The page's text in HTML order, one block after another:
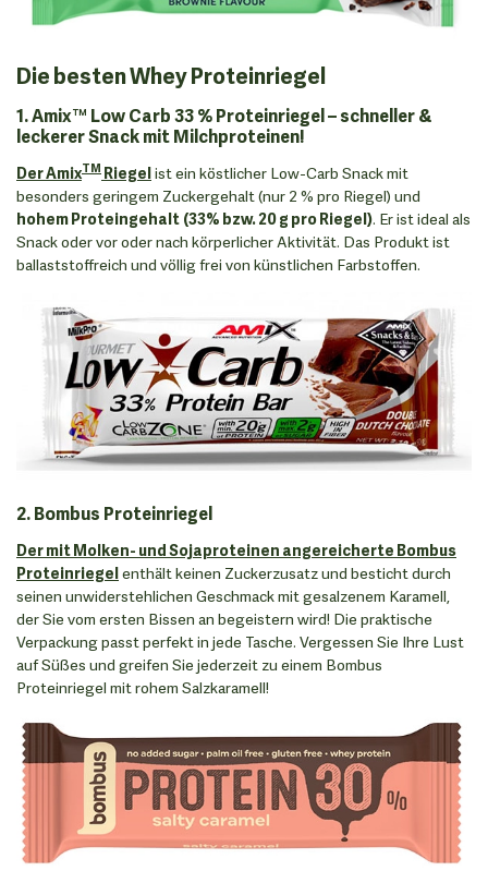
Die besten Whey Proteinriegel
1. Amix™ Low Carb 33 % Proteinriegel – schneller &
leckerer Snack mit Milchproteinen!
Der AmixTM Riegelist ein köstlicher Low-Carb Snack mit
besonders geringem Zuckergehalt (nur 2 % pro Riegel) und
hohem Proteingehalt (33% bzw. 20 g pro Riegel). Er ist ideal als
Snack oder vor oder nach körperlicher Aktivität. Das Produkt ist
ballaststoffreich und völlig frei von künstlichen Farbstoffen.
2. Bombus Proteinriegel
Der mit Molken- und Sojaproteinen angereicherte Bombus
Proteinriegelenthält keinen Zuckerzusatz und besticht durch
seinen unwiderstehlichen Geschmack mit gesalzenem Karamell,
der Sie vom ersten Bissen an begeistern wird! Die praktische
Verpackung passt perfekt in jede Tasche. Vergessen Sie Ihre Lust
auf Süßes und greifen Sie jederzeit zu einem Bombus
Proteinriegel mit rohem Salzkaramell!